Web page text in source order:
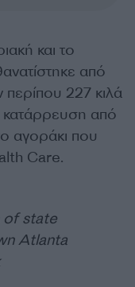
και το
από
περίπου 227 κιλά
κατάρρευση από
αγοράκι που
Care.
of state
Atlanta